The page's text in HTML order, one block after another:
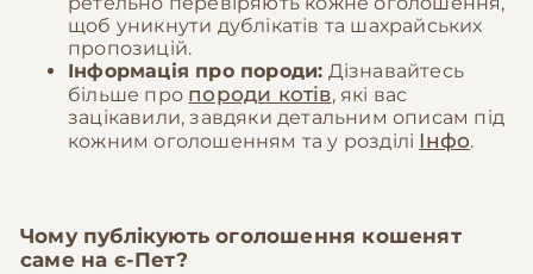
щоб уникнути дублікатів та шахрайських
пропозицій.
Інформація про породи: Дізнавайтесь
більше про породи котів, які вас
зацікавили, завдяки детальним описам під
кожним оголошенням та у розділі Інфо.
Чому публікують оголошення кошенят
саме на є-Пет?